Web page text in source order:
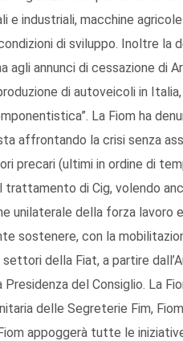
e industriali, macchine
di sviluppo. Inoltre la
agli annunci di cessazione di
di autoveicoli in
La Fiom ha
affrontando la crisi senza
precari (ultimi in ordine di
di Cig, volendo
unilaterale della forza lavoro
sostenere, con la
della Fiat, a partire
del Consiglio. La
delle Segreterie Fim,
appoggerà tutte le